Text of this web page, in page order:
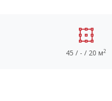
45 / - / 20 м2